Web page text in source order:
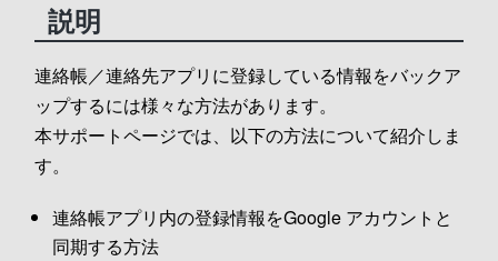
説明
連絡帳／連絡先アプリに登録している情報をバックア
ップするには様々な方法があります。
本サポートページでは、以下の方法について紹介しま
す。
連絡帳アプリ内の登録情報をGoogle アカウントと
同期する方法